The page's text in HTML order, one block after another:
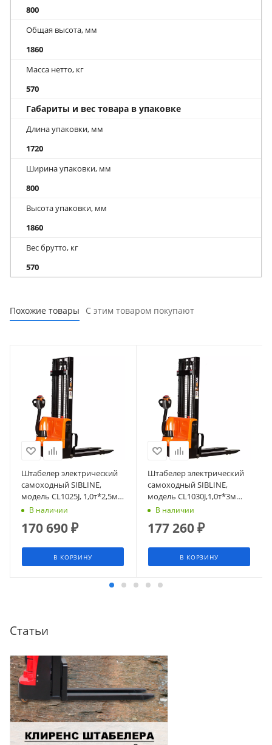
800
Общая высота, мм
1860
Масса нетто, кг
570
Габариты и вес товара в упаковке
Длина упаковки, мм
1720
Ширина упаковки, мм
800
Высота упаковки, мм
1860
Вес брутто, кг
570
Похожие товары С этим товаром покупают
Штабелер электрический
самоходный SIBLINE,
модель CL1025J, 1,0т*2,5м
(сопровождаемый),
В наличии
170 690₽
В КОРЗИНУ
Штабелер электрический
самоходный SIBLINE,
модель CL1030J,1,0т*3м
(сопровождаемый),
В наличии
177 260₽
В КОРЗИНУ
Статьи